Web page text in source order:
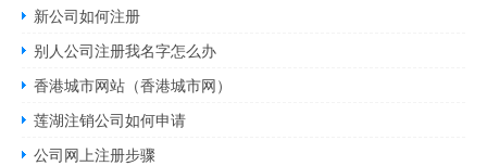
新公司如何注册
别人公司注册我名字怎么办
香港城市网站（香港城市网）
莲湖注销公司如何申请
公司网上注册步骤